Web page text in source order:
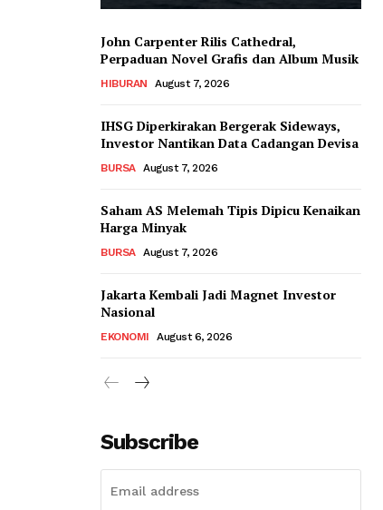
John Carpenter Rilis Cathedral,
Perpaduan Novel Grafis dan Album Musik
HIBURAN August 7, 2026
IHSG Diperkirakan Bergerak Sideways,
Investor Nantikan Data Cadangan Devisa
BURSA August 7, 2026
Saham AS Melemah Tipis Dipicu Kenaikan
Harga Minyak
BURSA August 7, 2026
Jakarta Kembali Jadi Magnet Investor
Nasional
EKONOMI August 6, 2026
Subscribe